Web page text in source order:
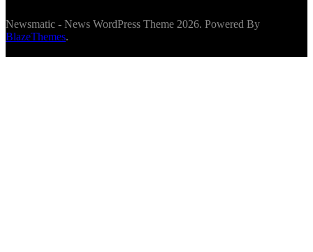
Newsmatic - News WordPress Theme 2026. Powered By
BlazeThemes.